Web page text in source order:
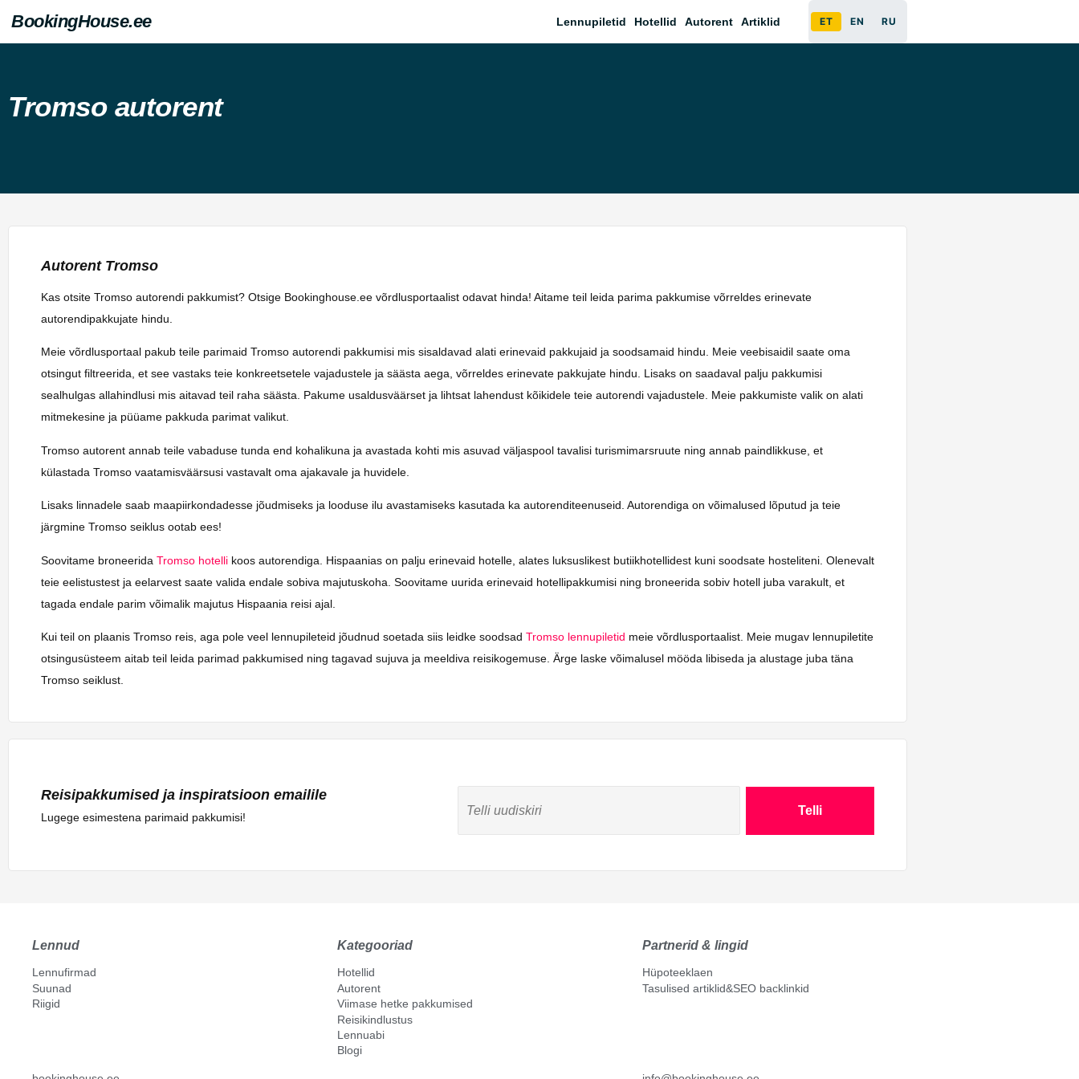
BookingHouse.ee Lennupiletid Hotellid Autorent Artiklid ET EN RU
Tromso autorent
Autorent Tromso
Kas otsite Tromso autorendi pakkumist? Otsige Bookinghouse.ee võrdlusportaalist odavat hinda! Aitame teil leida parima pakkumise võrreldes erinevate
autorendipakkujate hindu.
Meie võrdlusportaal pakub teile parimaid Tromso autorendi pakkumisi mis sisaldavad alati erinevaid pakkujaid ja soodsamaid hindu. Meie veebisaidil saate oma
otsingut filtreerida, et see vastaks teie konkreetsetele vajadustele ja säästa aega, võrreldes erinevate pakkujate hindu. Lisaks on saadaval palju pakkumisi
sealhulgas allahindlusi mis aitavad teil raha säästa. Pakume usaldusväärset ja lihtsat lahendust kõikidele teie autorendi vajadustele. Meie pakkumiste valik on alati
mitmekesine ja püüame pakkuda parimat valikut.
Tromso autorent annab teile vabaduse tunda end kohalikuna ja avastada kohti mis asuvad väljaspool tavalisi turismimarsruute ning annab paindlikkuse, et
külastada Tromso vaatamisväärsusi vastavalt oma ajakavale ja huvidele.
Lisaks linnadele saab maapiirkondadesse jõudmiseks ja looduse ilu avastamiseks kasutada ka autorenditeenuseid. Autorendiga on võimalused lõputud ja teie
järgmine Tromso seiklus ootab ees!
Soovitame broneerida Tromso hotelli koos autorendiga. Hispaanias on palju erinevaid hotelle, alates luksuslikest butiikhotellidest kuni soodsate hosteliteni. Olenevalt
teie eelistustest ja eelarvest saate valida endale sobiva majutuskoha. Soovitame uurida erinevaid hotellipakkumisi ning broneerida sobiv hotell juba varakult, et
tagada endale parim võimalik majutus Hispaania reisi ajal.
Kui teil on plaanis Tromso reis, aga pole veel lennupileteid jõudnud soetada siis leidke soodsad Tromso lennupiletid meie võrdlusportaalist. Meie mugav lennupiletite
otsingusüsteem aitab teil leida parimad pakkumised ning tagavad sujuva ja meeldiva reisikogemuse. Ärge laske võimalusel mööda libiseda ja alustage juba täna
Tromso seiklust.
Reisipakkumised ja inspiratsioon emailile
Lugege esimestena parimaid pakkumisi! Telli
Lennud
Lennufirmad
Suunad
Riigid
Kategooriad
Hotellid
Autorent
Viimase hetke pakkumised
Reisikindlustus
Lennuabi
Blogi
Partnerid & lingid
Hüpoteeklaen
Tasulised artiklid&SEO backlinkid